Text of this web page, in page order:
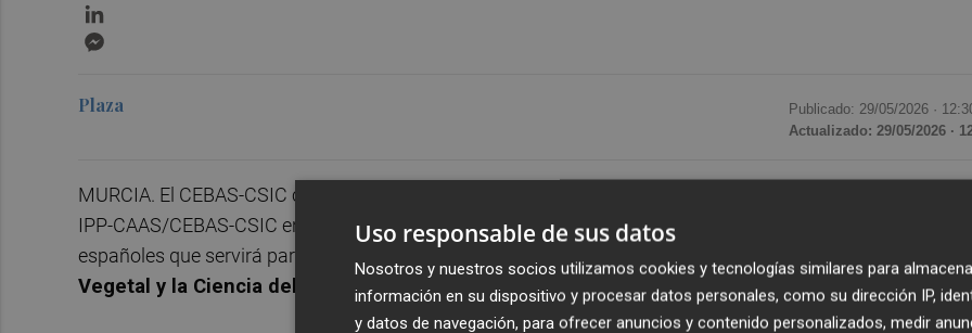
Plaza Publicado: 29/05/2026 ·
Actualizado: 29/05/2026 ·
MURCIA. El CEBAS-CSIC celebrará el próximo 2 de junio en Murcia el simposio internacional “Intercambio
IPP-CAAS/CEBAS-CSIC en investigación agraria”, un encuentro científico con investigadores chinos y
españoles que servirá para
impulsar la creación del laboratorio internacional PHAROS para la Salud
Vegetal y la Ciencia del Microbioma de los Agroecosistemas.
Uso responsable de sus datos
Nosotros y nuestros socios utilizamos cookies y tecnologías similares para
información en su dispositivo y procesar datos personales, como su dirección IP,
y datos de navegación, para ofrecer anuncios y contenido personalizados, medir